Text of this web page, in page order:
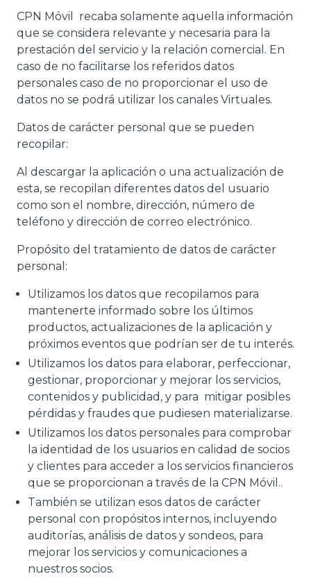
CPN Móvil recaba solamente aquella información
que se considera relevante y necesaria para la
prestación del servicio y la relación comercial. En
caso de no facilitarse los referidos datos
personales caso de no proporcionar el uso de
datos no se podrá utilizar los canales Virtuales.
Datos de carácter personal que se pueden
recopilar:
Al descargar la aplicación o una actualización de
esta, se recopilan diferentes datos del usuario
como son el nombre, dirección, número de
teléfono y dirección de correo electrónico.
Propósito del tratamiento de datos de carácter
personal:
Utilizamos los datos que recopilamos para
mantenerte informado sobre los últimos
productos, actualizaciones de la aplicación y
próximos eventos que podrían ser de tu interés.
Utilizamos los datos para elaborar, perfeccionar,
gestionar, proporcionar y mejorar los servicios,
contenidos y publicidad, y para mitigar posibles
pérdidas y fraudes que pudiesen materializarse.
Utilizamos los datos personales para comprobar
la identidad de los usuarios en calidad de socios
y clientes para acceder a los servicios financieros
que se proporcionan a través de la CPN Móvil..
También se utilizan esos datos de carácter
personal con propósitos internos, incluyendo
auditorías, análisis de datos y sondeos, para
mejorar los servicios y comunicaciones a
nuestros socios.